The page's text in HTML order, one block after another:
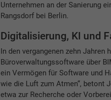
Unternehmen an der Sanierung
Rangsdorf bei Berlin.
Digitalisierung, KI und
In den vergangenen zehn
Büroverwaltungssoftware über
ein Vermögen für Software und
wie die Luft zum Atmen“, betont
etwa zur Recherche oder